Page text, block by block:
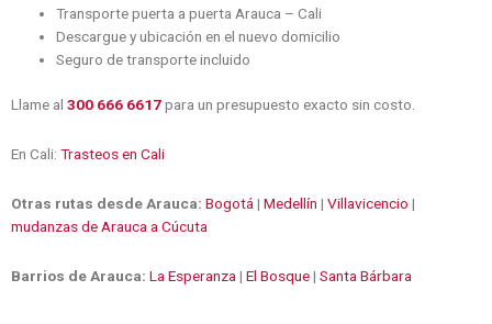
Transporte puerta a puerta Arauca – Cali
Descargue y ubicación en el nuevo domicilio
Seguro de transporte incluido
Llame al 300 666 6617para un presupuesto exacto sin costo.
En Cali: Trasteos en Cali
Otras rutas desde Arauca: Bogotá| Medellín | Villavicencio |
mudanzas de Arauca a Cúcuta
Barrios de Arauca: La Esperanza| El Bosque| Santa Bárbara